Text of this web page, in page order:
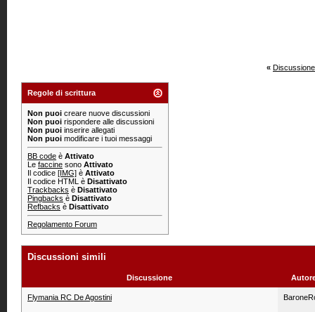
«
Regole di scrittura
Non puoi creare nuove discussioni
Non puoi rispondere alle discussioni
Non puoi inserire allegati
Non puoi modificare i tuoi messaggi
BB code è Attivato
Le faccine sono Attivato
Il codice [IMG] è Attivato
Il codice HTML è Disattivato
Trackbacks è Disattivato
Pingbacks è Disattivato
Refbacks è Disattivato
Regolamento Forum
Discussioni simili
Discussione
Flymania RC De Agostini